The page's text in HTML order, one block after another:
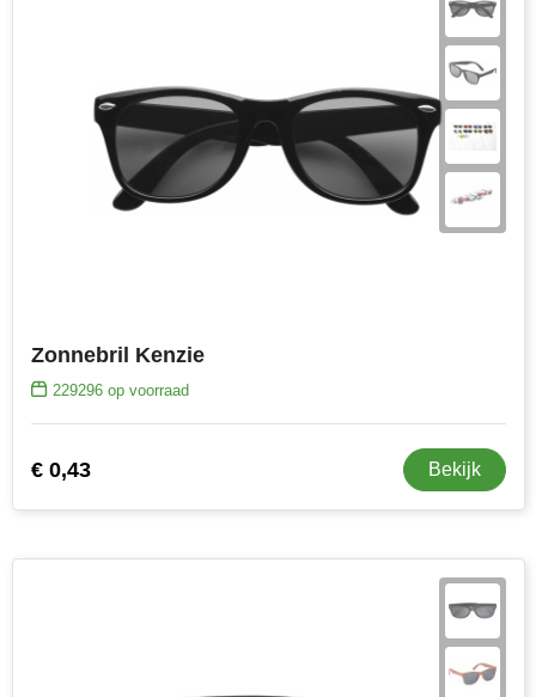
Zonnebril Kenzie
229296op voorraad
€ 0,43 Bekijk